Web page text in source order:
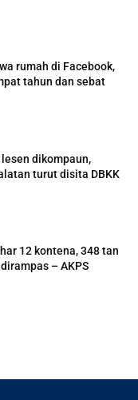
rumah di Facebook,
tahun dan sebat
dikompaun,
turut disita DBKK
12 kontena, 348 tan
– AKPS